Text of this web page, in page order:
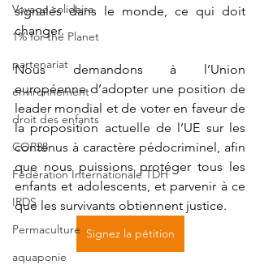
Voyage solidaire
1% for the Planet
partenariat
environnement
droit des enfants
COP28
Fédération Internationale TDH
IRDS
Permaculture
aquaponie
signalés dans le monde, ce qui doit
changer.
Nous demandons à l’Union
européenne d’adopter une position de
leader mondial et de voter en faveur de
la proposition actuelle de l’UE sur les
contenus à caractère pédocriminel, afin
que nous puissions protéger tous les
enfants et adolescents, et parvenir à ce
que les survivants obtiennent justice.
Signez la pétition